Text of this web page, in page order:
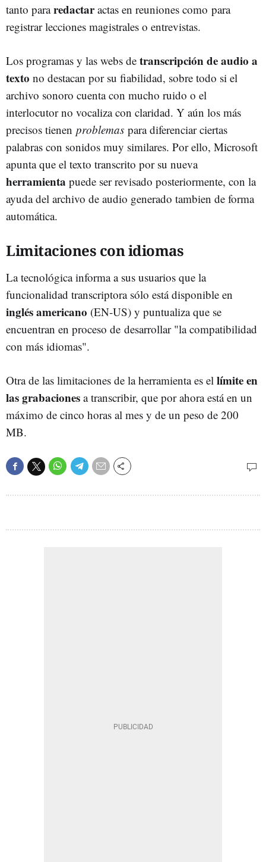
tanto pararedactaractas en reuniones como para
registrar lecciones magistrales o entrevistas.
Los programas y las webs de transcripción de audio a
texto no destacan por su fiabilidad, sobre todo si el
archivo sonoro cuenta con mucho ruido o el
interlocutor no vocaliza con claridad. Y aún los más
precisos tienen problemas para diferenciar ciertas
palabras con sonidos muy similares. Por ello, Microsoft
apunta que el texto transcrito por su nueva
herramienta puede ser revisado posteriormente, con la
ayuda del archivo de audio generado tambien de forma
automática.
Limitaciones con idiomas
La tecnológica informa a sus usuarios que la
funcionalidad transcriptora sólo está disponible en
inglés americano (EN-US) y puntualiza que se
encuentran en proceso de desarrollar "la compatibilidad
con más idiomas".
Otra de las limitaciones de la herramienta es el límite en
las grabaciones a transcribir, que por ahora está en un
máximo de cinco horas al mes y de un peso de 200
MB.